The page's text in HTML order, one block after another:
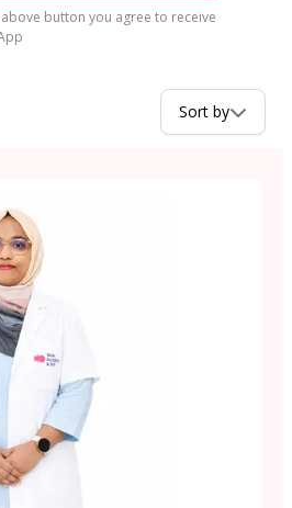
button you agree to receive
Sort by